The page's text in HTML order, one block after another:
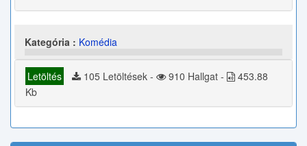
Kategória : Komédia
Letöltés 105 Letöltések - 910 Hallgat -
453.88
Kb